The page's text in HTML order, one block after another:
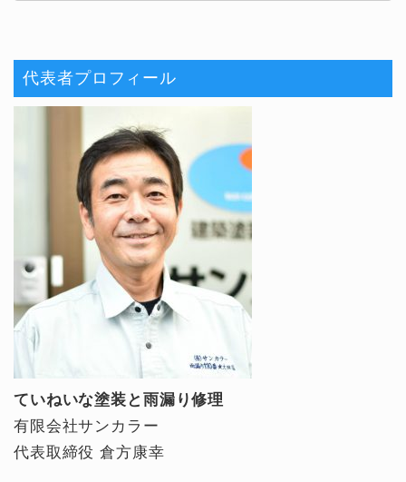
代表者プロフィール
ていねいな塗装と雨漏り修理
有限会社サンカラー
代表取締役 倉方康幸